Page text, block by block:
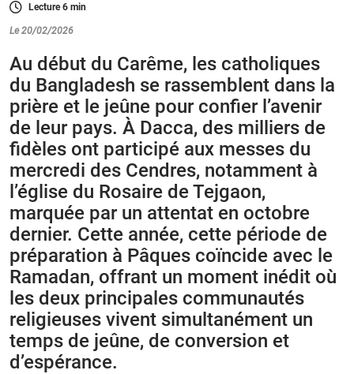
Lecture6 min
Le 20/02/2026
Au début du Carême, les catholiques
du Bangladesh se rassemblent dans la
prière et le jeûne pour confier l’avenir
de leur pays. À Dacca, des milliers de
fidèles ont participé aux messes du
mercredi des Cendres, notamment à
l’église du Rosaire de Tejgaon,
marquée par un attentat en octobre
dernier. Cette année, cette période de
préparation à Pâques coïncide avec le
Ramadan, offrant un moment inédit où
les deux principales communautés
religieuses vivent simultanément un
temps de jeûne, de conversion et
d’espérance.